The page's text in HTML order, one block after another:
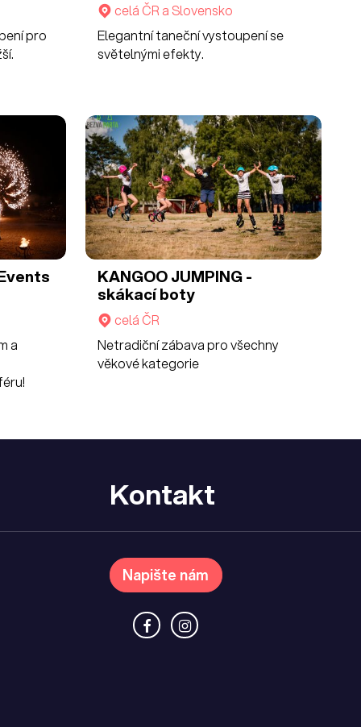
pro
celá ČR a Slovensko
Elegantní taneční vystoupení se
světelnými efekty.
a
KANGOO JUMPING -
skákací boty
celá ČR
Netradiční zábava pro všechny
věkové kategorie
Kontakt
Napište nám